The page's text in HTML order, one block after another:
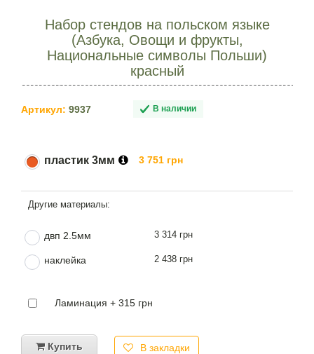
Набор стендов на польском языке
(Азбука, Овощи и фрукты,
Национальные символы Польши)
красный
Артикул: 9937 В наличии
пластик 3мм 3 751 грн
двп 2.5мм 3 314 грн
наклейка 2 438 грн
Ламинация + 315 грн
Купить В закладки